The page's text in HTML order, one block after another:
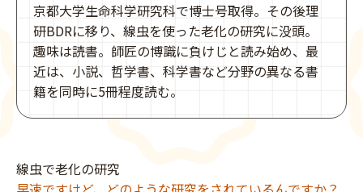
京都大学生命科学研究科で博士号取得。その後理
研BDRに移り、線虫を使った老化の研究に没頭。
趣味は読書。師匠の博識に負けじと読み始め、最
近は、小説、哲学書、科学書など分野の異なる書
籍を同時に5冊程度読む。
線虫で老化の研究